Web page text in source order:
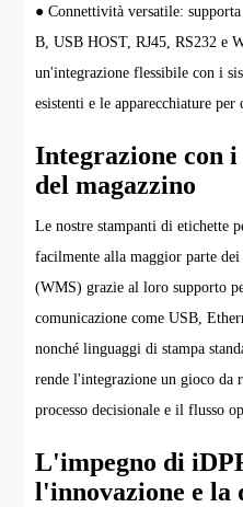
● Connettività versatile:
B, USB HOST, RJ45, RS232 e
un'integrazione flessibile con i
esistenti e le apparecchiature per
Integrazione con i
del magazzino
Le nostre stampanti di etichette
facilmente alla maggior parte
(WMS) grazie al loro supporto
comunicazione come USB,
nonché linguaggi di stampa
rende l'integrazione un gioco da
processo decisionale e il flusso
L'impegno di
l'innovazione e la